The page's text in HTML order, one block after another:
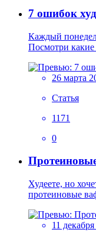
7 ошибок
Каждый
Посмотри
26 марта
Статья
1171
0
Худеете, но
протеиновые
11